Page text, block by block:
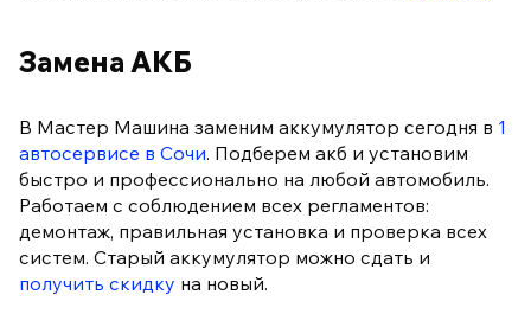
Замена АКБ
В Мастер Машина заменим аккумулятор сегодня в 1
автосервисе в Сочи. Подберем акб и установим
быстро и профессионально на любой автомобиль.
Работаем с соблюдением всех регламентов:
демонтаж, правильная установка и проверка всех
систем. Старый аккумулятор можно сдать и
получить скидку на новый.